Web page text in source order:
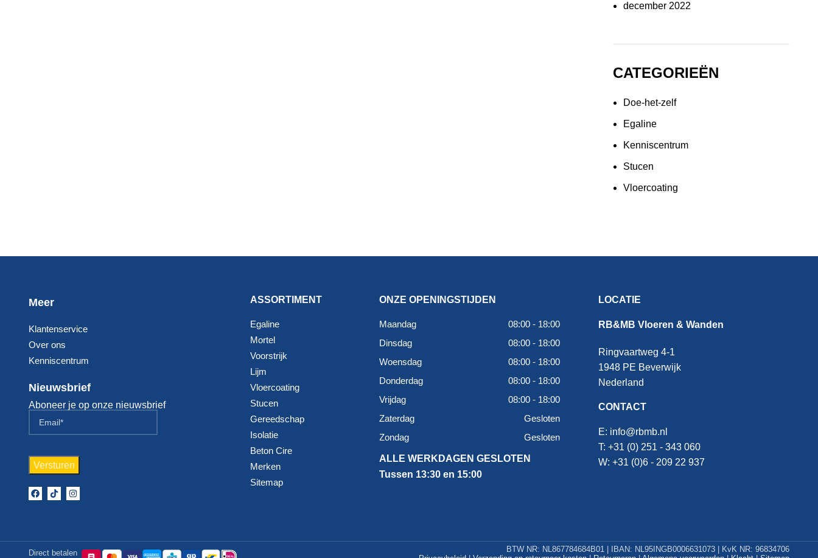
december 2022
CATEGORIEËN
Doe-het-zelf
Egaline
Kenniscentrum
Stucen
Vloercoating
Meer
Klantenservice
Over ons
Kenniscentrum
Nieuwsbrief
Aboneer je op onze nieuwsbrief
ASSORTIMENT
Egaline
Mortel
Voorstrijk
Lijm
Vloercoating
Stucen
Gereedschap
Isolatie
Beton Cire
Merken
Sitemap
ONZE OPENINGSTIJDEN
Maandag
08:00 - 18:00
Dinsdag
08:00 - 18:00
Woensdag
08:00 - 18:00
Donderdag
08:00 - 18:00
Vrijdag
08:00 - 18:00
Zaterdag
Gesloten
Zondag
Gesloten
ALLE WERKDAGEN GESLOTEN
Tussen 13:30 en 15:00
LOCATIE
RB&MB Vloeren & Wanden
Ringvaartweg 4-1
1948 PE Beverwijk
Nederland
CONTACT
E: info@rbmb.nl
T: +31 (0) 251 - 343 060
W: +31 (0)6 - 209 22 937
Direct betalen
BTW NR: NL867784684B01 | IBAN: NL95INGB0006631073 | KvK NR: 96834706